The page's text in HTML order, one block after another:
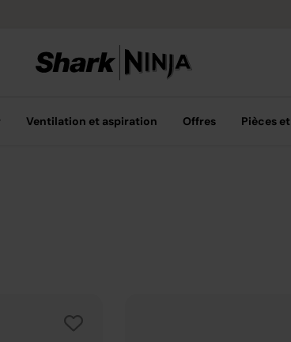
Achetez
Ventilation et aspiration Offres Pièces